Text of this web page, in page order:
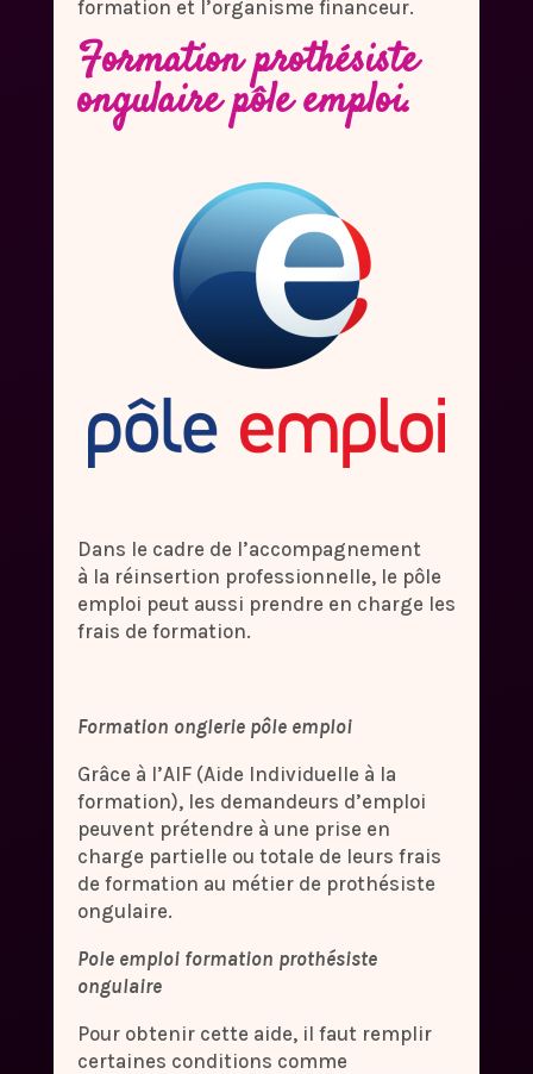
formation et l’organisme financeur.
Formation prothésiste
ongulaire pôle emploi.
Dans le cadre de l’accompagnement
à la réinsertion professionnelle, le pôle
emploi peut aussi prendre en charge les
frais de formation.
Formation onglerie pôle emploi
Grâce à l’AIF (Aide Individuelle à la
formation), les demandeurs d’emploi
peuvent prétendre à une prise en
charge partielle ou totale de leurs frais
de formation au métier de prothésiste
ongulaire.
Pole emploi formation prothésiste
ongulaire
Pour obtenir cette aide, il faut remplir
certaines conditions comme